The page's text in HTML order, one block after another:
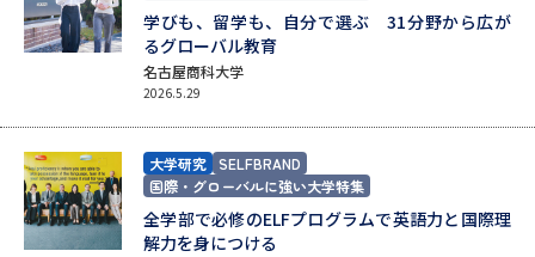
学びも、留学も、自分で選ぶ 31分野から広が
るグローバル教育
名古屋商科大学
2026.5.29
大学研究 SELFBRAND
国際・グローバルに強い大学特集
全学部で必修のELFプログラムで英語力と国際理
解力を身につける